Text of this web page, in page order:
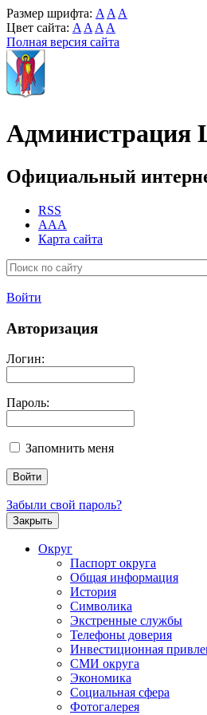
Размер шрифта: A A A
Цвет сайта: A A A A
Полная версия сайта
Администрация
Официальный
RSS
AAA
Карта сайта
Войти
Авторизация
Логин:
Пароль:
Запомнить меня
Забыли свой пароль?
Закрыть
Округ
Паспорт округа
Общая информация
История
Символика
Экстренные службы
Телефоны доверия
Инвестиционная
СМИ округа
Экономика
Социальная сфера
Фотогалерея